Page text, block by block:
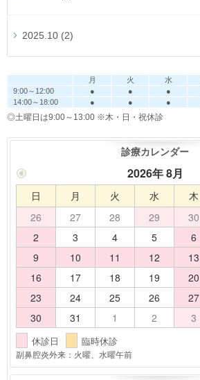
2025.10 (2)
月 火 水
9:00～12:00
● ● ●
14:00～18:00
● ● ●
◎土曜日は9:00～13:00 ※木・日・祝休診
診療カレンダー
2026年 8月
日 月 火 水 木
26
27 28 29 30
2
3 4 5 6
9
10 11 12 13
16
17 18 19 20
23
24 25 26 27
30
31 1 2 3
休診日 臨時休診
副鼻腔炎外来：火曜、水曜午前